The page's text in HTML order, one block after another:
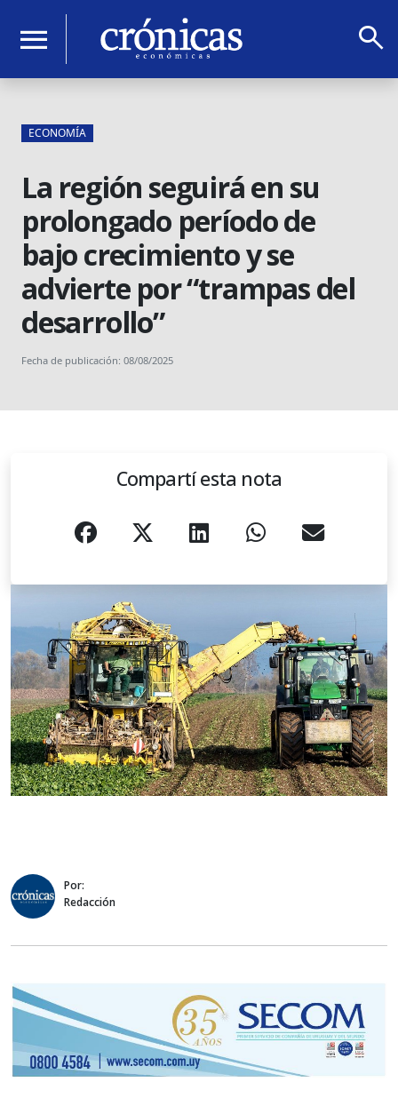
menu search
ECONOMÍA
La región seguirá en su
prolongado período de
bajo crecimiento y se
advierte por “trampas del
desarrollo”
Fecha de publicación: 08/08/2025
Compartí esta nota
Por:
Redacción